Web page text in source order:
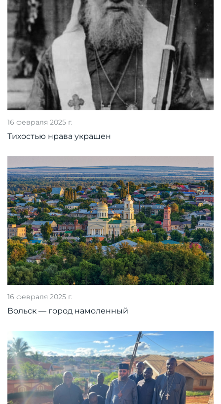
16 февраля 2025 г.
Тихостью нрава украшен
16 февраля 2025 г.
Вольск — город намоленный